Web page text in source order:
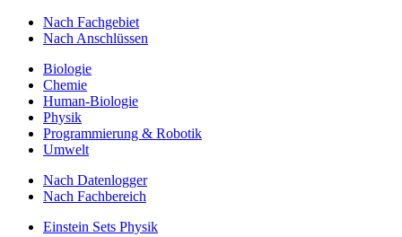
Nach Fachgebiet
Nach Anschlüssen
Biologie
Chemie
Human-Biologie
Physik
Programmierung & Robotik
Umwelt
Nach Datenlogger
Nach Fachbereich
Einstein Sets Physik